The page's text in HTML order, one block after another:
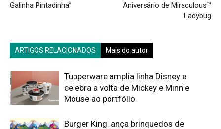
Galinha Pintadinha”
Aniversário de Miraculous™
Ladybug
ARTIGOS RELACIONADOS Mais do autor
Tupperware amplia linha Disney e
celebra a volta de Mickey e Minnie
Mouse ao portfólio
Burger King lança brinquedos de